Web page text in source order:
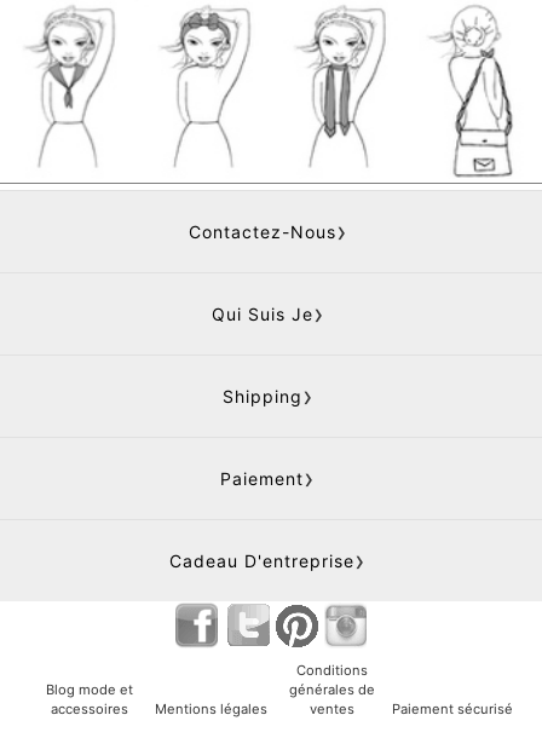
Contactez-Nous
Qui Suis Je
Shipping
Paiement
Cadeau D'entreprise
Blog mode et
accessoires
Mentions légales
Conditions
générales de
ventes
Paiement sécurisé